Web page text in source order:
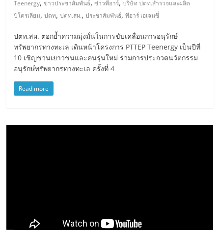
Teenergy,ข่าวประขาสัมพันธ์,ข่าวพีอาร์,บริษัท ปตท.สำรวจและผลิต
ปิโตรเลียม,ปตท,ปตท.สผ.,ประชาสัมพันธ์,พีอาร์ เอเจนซี่
ปตท.สผ. ตอกย้ำความมุ่งมั่นในการขับเคลื่อนการอนุรักษ์
ทรัพยากรทางทะเล เดินหน้าโครงการ PTTEP Teenergy เป็นปีที่
10 เชิญชวนเยาวชนและคนรุ่นใหม่ ร่วมการประกวดนวัตกรรม
อนุรักษ์ทรัพยากรทางทะเล ครั้งที่ 4
Read more